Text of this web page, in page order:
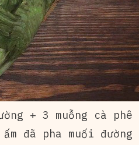
+ 3 muỗng cà
ấm đã pha muối